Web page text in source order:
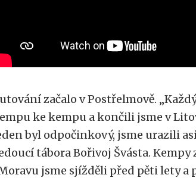
začalo v Postřelmově.
ke kempu a končili jsme v
byl odpočinkový, jsme urazili
tábora Bořivoj Švásta.
jsme sjížděli před pěti lety a